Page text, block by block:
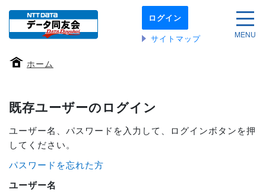
本
文
へ
動
ログイン
サイトマップ
サイ
MENU
ホーム
既存ユーザーのログイン
ユーザー名、パスワードを入力して、ログインボタンを押
してください。
パスワードを忘れた方
ユーザー名